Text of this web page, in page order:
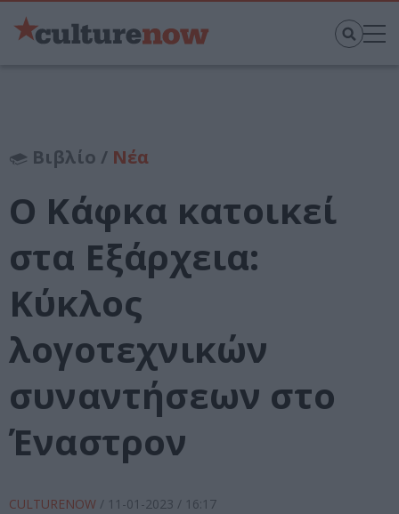
Βιβλίο / Νέα
Ο Κάφκα κατοικεί
στα Εξάρχεια:
Κύκλος
λογοτεχνικών
συναντήσεων στο
Έναστρον
CULTURENOW / 11-01-2023 / 16:17